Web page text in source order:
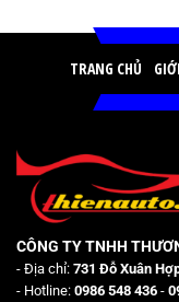
TRANG CHỦ
CÔNG TY TNHH
- Địa chỉ: 731 Đỗ Xuân
- Hotline: 0986 548 436 -